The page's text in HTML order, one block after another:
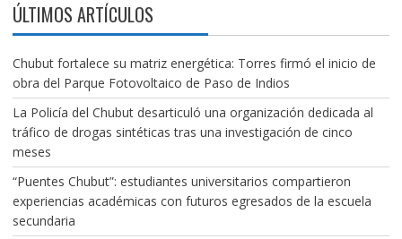
ÚLTIMOS ARTÍCULOS
Chubut fortalece su matriz energética: Torres firmó el inicio de
obra del Parque Fotovoltaico de Paso de Indios
La Policía del Chubut desarticuló una organización dedicada al
tráfico de drogas sintéticas tras una investigación de cinco
meses
“Puentes Chubut”: estudiantes universitarios compartieron
experiencias académicas con futuros egresados de la escuela
secundaria